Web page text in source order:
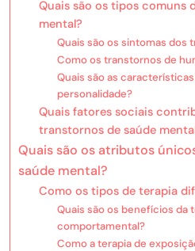
Quais são os tipos comuns
mental?
Quais são os sintomas dos
Como os transtornos de
Quais são as
personalidade?
Quais fatores sociais
transtornos de saúde
Quais são os atributos
saúde mental?
Como os tipos de terapia
Quais são os benefícios da
comportamental?
Como a terapia de